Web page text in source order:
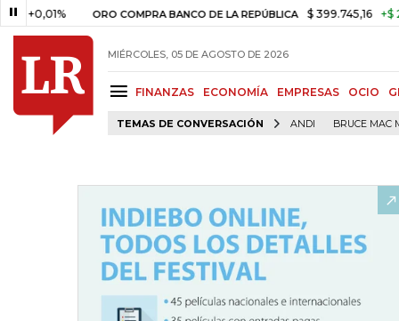
ORO COMPRA BANCO DE LA REPÚBLICA $ 399.745,16 +$ 2.295,71
MIÉRCOLES, 05 DE AGOSTO DE 2026
FINANZAS ECONOMÍA EMPRESAS OCIO
TEMAS DE CONVERSACIÓN ANDI BRUCE MAC